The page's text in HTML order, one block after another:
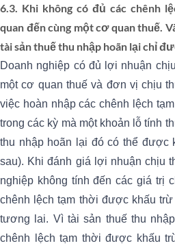
6.3. Khi không có đủ các chênh
quan đến cùng một cơ quan thuế.
tài sản thuế thu nhập hoãn lại chỉ
Doanh nghiệp có đủ lợi nhuận
một cơ quan thuế và đơn vị chịu
việc hoàn nhập các chênh lệch
trong các kỳ mà một khoản lỗ tính
thu nhập hoãn lại đó có thể được
sau). Khi đánh giá lợi nhuận chịu
nghiệp không tính đến các giá trị
chênh lệch tạm thời được khấu
tương lai. Vì tài sản thuế thu
chênh lệch tạm thời được khấu